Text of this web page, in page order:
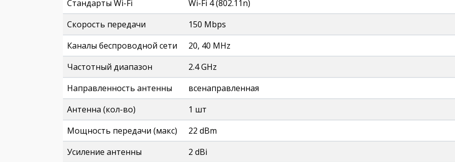
Стандарты Wi-Fi
Wi-Fi 4 (802.11n)
Скорость передачи
150 Mbps
Каналы беспроводной сети
20, 40 MHz
Частотный диапазон
2.4 GHz
Направленность антенны
всенаправленная
Антенна (кол-во)
1 шт
Мощность передачи (макс)
22 dBm
Усиление антенны
2 dBi